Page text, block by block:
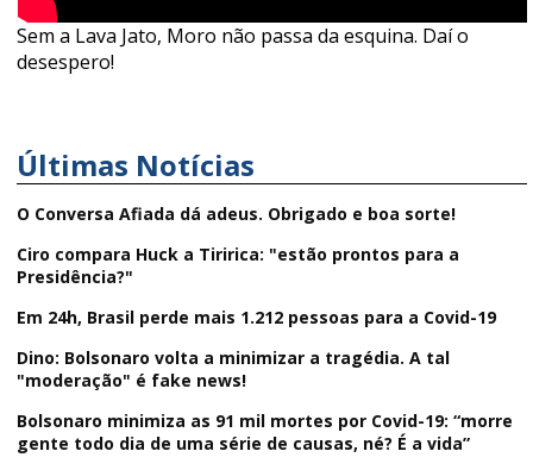
Sem a Lava Jato, Moro não passa da esquina. Daí o
desespero!
Últimas Notícias
O Conversa Afiada dá adeus. Obrigado e boa sorte!
Ciro compara Huck a Tiririca: "estão prontos para a
Presidência?"
Em 24h, Brasil perde mais 1.212 pessoas para a Covid-19
Dino: Bolsonaro volta a minimizar a tragédia. A tal
"moderação" é fake news!
Bolsonaro minimiza as 91 mil mortes por Covid-19: “morre
gente todo dia de uma série de causas, né? É a vida”